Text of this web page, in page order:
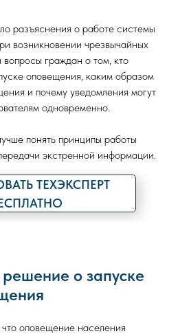
разъяснения о работе системы
возникновении чрезвычайных
граждан о том, кто
оповещения, каким образом
и почему уведомления могут
одновременно.
понять принципы работы
экстренной информации.
ТЕХЭКСПЕРТ
о запуске
оповещение населения